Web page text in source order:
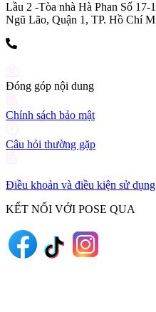
Lầu 2 -Tòa nhà Hà Phan Số
Ngũ Lão, Quận 1, TP. Hồ Chí
Đóng góp nội dung
Chính sách bảo mật
Câu hỏi thường gặp
Điều khoản và điều kiện sử dụng
KẾT NỐI VỚI POSE QUA